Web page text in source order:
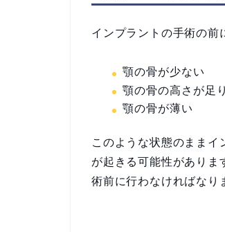
インプラントの手術の前
顎の骨が少ない
顎の骨の高さが足
顎の骨が薄い
このような状態のままイ
が起きる可能性がありま
術前に行わなければなり